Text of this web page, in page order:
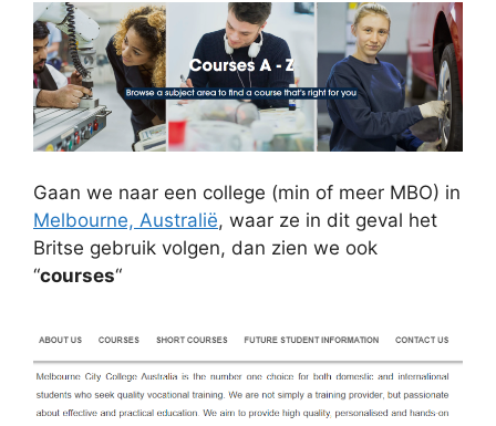
Gaan we naar een college (min of meer MBO) in
Melbourne, Australië, waar ze in dit geval het
Britse gebruik volgen, dan zien we ook
“courses“